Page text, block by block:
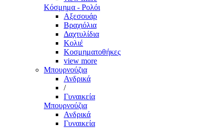
Κόσμημα - Ρολόι
Αξεσουάρ
Βραχιόλια
Δαχτυλίδια
Κολιέ
Κοσμηματοθήκες
view more
Μπουρνούζια
Ανδρικά
/
Γυναικεία
Μπουρνούζια
Ανδρικά
Γυναικεία